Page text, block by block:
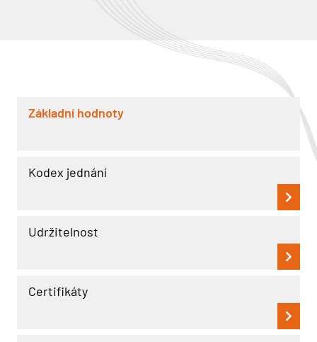
Základní hodnoty
Kodex jednání
Udržitelnost
Certifikáty